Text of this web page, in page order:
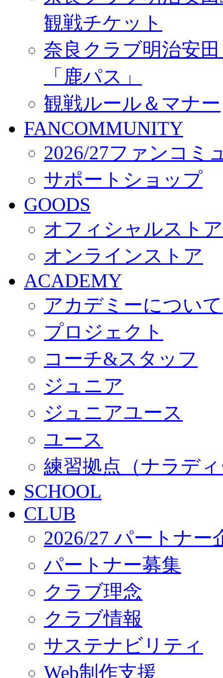
観戦チケット
奈良クラブ明治安
「鹿パス」
観戦ルール＆マナー
FANCOMMUNITY
2026/27ファンコミ
サポートショップ
GOODS
オフィシャルスト
オンラインストア
ACADEMY
アカデミーについて
プロジェクト
コーチ&スタッフ
ジュニア
ジュニアユース
ユース
練習拠点（ナラデ
SCHOOL
CLUB
2026/27 パートナー
パートナー募集
クラブ理念
クラブ情報
サステナビリティ
Web制作支援